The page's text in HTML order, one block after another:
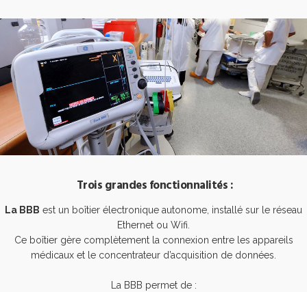
Trois grandes fonctionnalités :
La BBB est un boîtier électronique autonome, installé sur le réseau
Ethernet ou Wifi.
Ce boîtier gère complètement la connexion entre les appareils
médicaux et le concentrateur d’acquisition de données.
La BBB permet de :